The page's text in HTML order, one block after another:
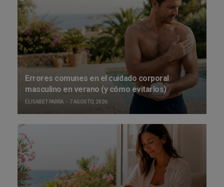
Errores comunes en el cuidado corporal
masculino en verano (y cómo evitarlos)
ELISABET PARRA 7 AGOSTO, 2026